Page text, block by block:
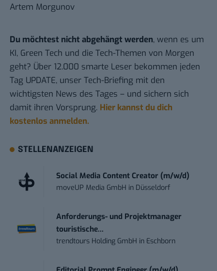
Artem Morgunov
Du möchtest nicht abgehängt werden, wenn es um
KI, Green Tech und die Tech-Themen von Morgen
geht? Über 12.000 smarte Leser bekommen jeden
Tag UPDATE, unser Tech-Briefing mit den
wichtigsten News des Tages – und sichern sich
damit ihren Vorsprung. Hier kannst du dich
kostenlos anmelden.
STELLENANZEIGEN
Social Media Content Creator (m/w/d)
moveUP Media GmbH in Düsseldorf
Anforderungs- und Projektmanager
touristische...
trendtours Holding GmbH in Eschborn